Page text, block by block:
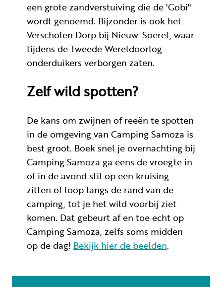
een grote zandverstuiving die de 'Gobi"
wordt genoemd. Bijzonder is ook het
Verscholen Dorp bij Nieuw-Soerel, waar
tijdens de Tweede Wereldoorlog
onderduikers verborgen zaten.
Zelf wild spotten?
De kans om zwijnen of reeën te spotten
in de omgeving van Camping Samoza is
best groot. Boek snel je overnachting bij
Camping Samoza ga eens de vroegte in
of in de avond stil op een kruising
zitten of loop langs de rand van de
camping, tot je het wild voorbij ziet
komen. Dat gebeurt af en toe echt op
Camping Samoza, zelfs soms midden
op de dag! Bekijk hier de beelden.